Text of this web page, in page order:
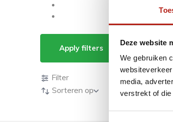
Deze website
We gebruiken
media,
verstrekt of
Apply filters
Producten
Filter
Sorteren op